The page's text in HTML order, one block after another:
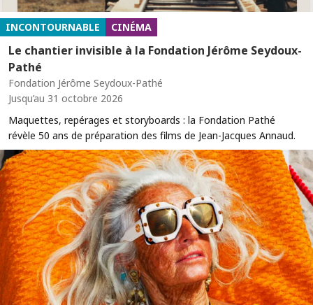
INCONTOURNABLE CINÉMA
Le chantier invisible à la Fondation Jérôme Seydoux-
Pathé
Fondation Jérôme Seydoux-Pathé
Jusqu’au 31 octobre 2026
Maquettes, repérages et storyboards : la Fondation Pathé
révèle 50 ans de préparation des films de Jean-Jacques Annaud.